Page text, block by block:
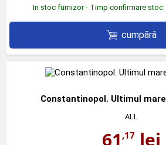
In stoc furnizor - Timp confirmare stoc:
cumpără
Constantinopol. Ultimul
ALL
61 ,17 lei